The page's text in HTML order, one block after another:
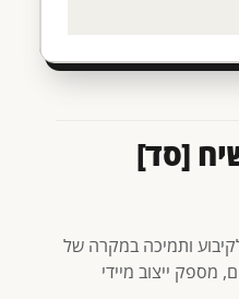
[סד]
ותמיכה במקרה של
מספק ייצוב מיידי